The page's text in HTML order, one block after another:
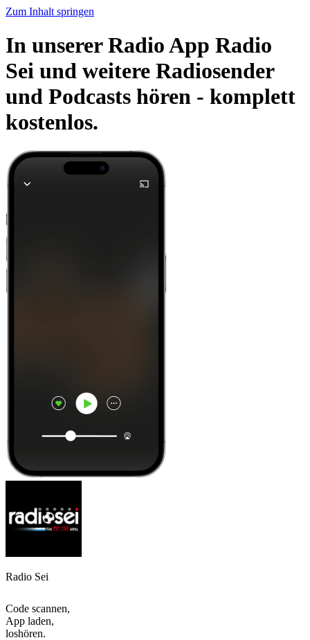
Zum Inhalt springen
In unserer Radio App Radio
Sei und weitere Radiosender
und Podcasts hören - komplett
kostenlos.
Radio Sei
Code scannen,
App laden,
loshören.